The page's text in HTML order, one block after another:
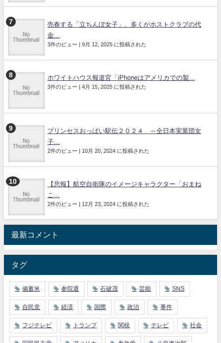
売春する「立ちんぼ女子」、多くがホストクラブの代
金...
3件のビュー | 9月 12, 2025 に投稿された
ホワイトハウス報道官「iPhoneはアメリカでの製...
3件のビュー | 4月 15, 2025 に投稿された
プリンセスおっぱい駅伝２０２４ ～全日本実業団女
子...
2件のビュー | 10月 20, 2024 に投稿された
【悲報】航空自衛隊のイメージキャラクター「おまね
こ...
2件のビュー | 12月 23, 2024 に投稿された
最新コメント
タグ
備蓄米 参院選 石破茂 芸能 SNS
自民党 経済 国際 政治 事件
フジテレビ トランプ 関税 テレビ 社会